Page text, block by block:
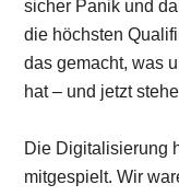
sicher Panik und
die höchsten
das gemacht, was
hat – und jetzt
Die Digitalisierung
mitgespielt. Wir